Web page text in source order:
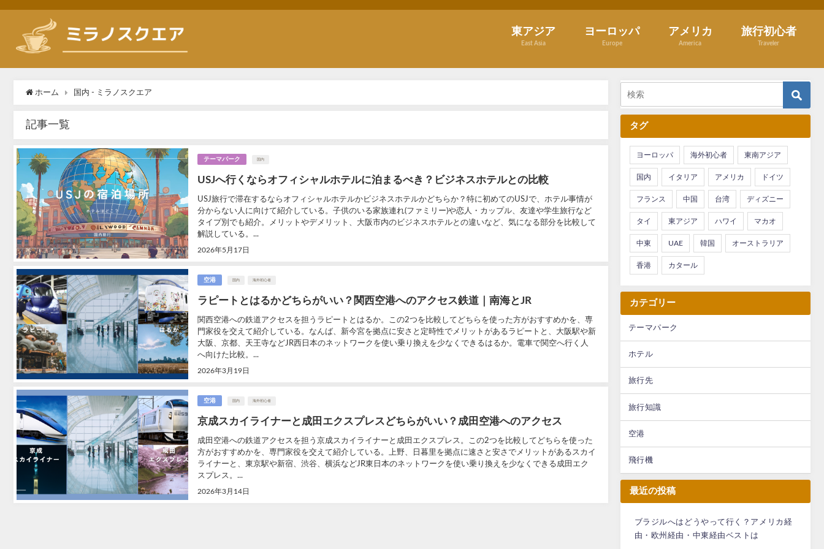
東アジア
East Asia
ヨーロッパ
Europe
アメリカ
America
旅行初心者
Traveler
ホーム 国内 - ミラノスクエア
記事一覧
テーマパーク 国内
USJへ行くならオフィシャルホテルに泊まるべき？ビジネスホテルとの比較
2026年5月17日
USJ旅行で滞在するならオフィシャルホテルかビジネスホテルかどちらか？特に初めてのUSJで、ホテル事情が
分からない人に向けて紹介している。子供のいる家族連れ(ファミリー)や恋人・カップル、友達や学生旅行など
タイプ別でも紹介。メリットやデメリット、大阪市内のビジネスホテルとの違いなど、気になる部分を比較して
解説している。...
空港 国内 海外初心者
ラピートとはるかどちらがいい？関西空港へのアクセス鉄道｜南海とJR
2026年3月19日
関西空港への鉄道アクセスを担うラピートとはるか。この2つを比較してどちらを使った方がおすすめかを、専
門家役を交えて紹介している。なんば、新今宮を拠点に安さと定時性でメリットがあるラピートと、大阪駅や新
大阪、京都、天王寺などJR西日本のネットワークを使い乗り換えを少なくできるはるか。電車で関空へ行く人
へ向けた比較。...
空港 国内 海外初心者
京成スカイライナーと成田エクスプレスどちらがいい？成田空港へのアクセス
2026年3月14日
成田空港への鉄道アクセスを担う京成スカイライナーと成田エクスプレス。この2つを比較してどちらを使った
方がおすすめかを、専門家役を交えて紹介している。上野、日暮里を拠点に速さと安さでメリットがあるスカイ
ライナーと、東京駅や新宿、渋谷、横浜などJR東日本のネットワークを使い乗り換えを少なくできる成田エク
スプレス。...
タグ
ヨーロッパ 海外初心者 東南アジア
国内 イタリア アメリカ ドイツ
フランス 中国 台湾 ディズニー
タイ 東アジア ハワイ マカオ
中東 UAE 韓国 オーストラリア
香港 カタール
カテゴリー
テーマパーク
ホテル
旅行先
旅行知識
空港
飛行機
最近の投稿
ブラジルへはどうやって行く？アメリカ経
由・欧州経由・中東経由ベストは